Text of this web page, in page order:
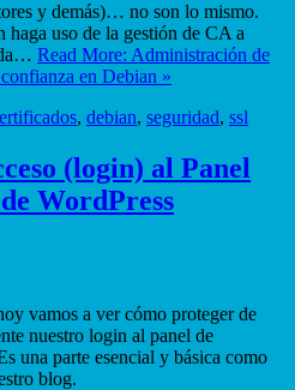
y demás)… no son lo mismo.
haga uso de la gestión de CA a
Read More: Administración de
en Debian »
, debian, seguridad, ssl
(login) al Panel
WordPress
vamos a ver cómo proteger de
nuestro login al panel de
una parte esencial y básica como
blog.